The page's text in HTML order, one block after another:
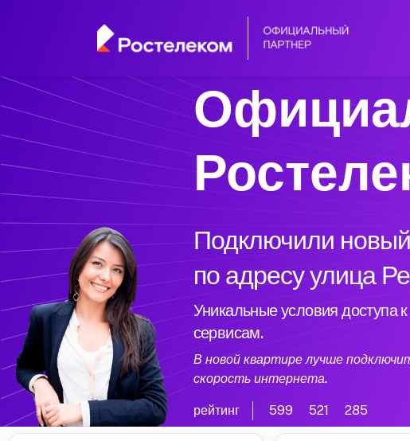
Подключили
по адресу улица
Уникальные условия
сервисам.
В новой квартире лучше
скорость интернета.
рейтинг 599 521 285